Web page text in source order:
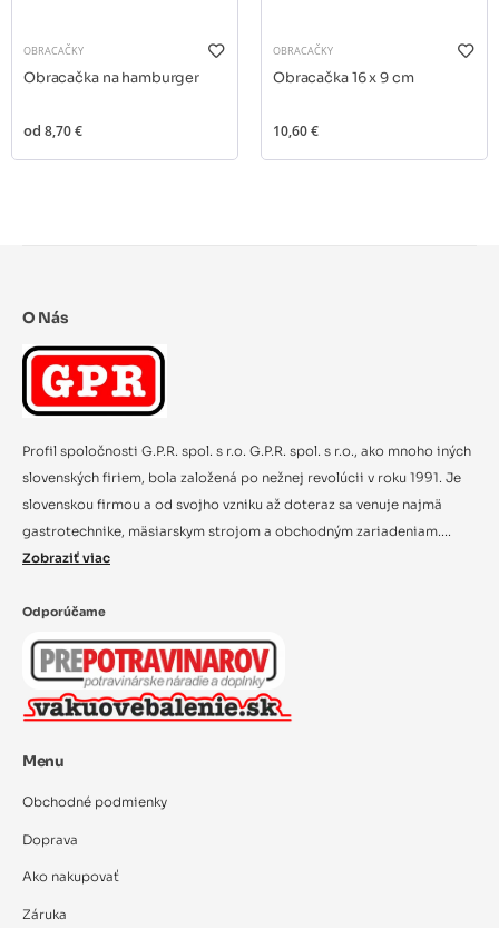
OBRACAČKY
Obracačka na hamburger
od 8,70 €
OBRACAČKY
Obracačka 16 x 9 cm
10,60 €
O Nás
Profil spoločnosti G.P.R. spol. s r.o. G.P.R. spol. s r.o., ako mnoho iných
slovenských firiem, bola založená po nežnej revolúcii v roku 1991. Je
slovenskou firmou a od svojho vzniku až doteraz sa venuje najmä
gastrotechnike, mäsiarskym strojom a obchodným zariadeniam....
Zobraziť viac
Odporúčame
Menu
Obchodné podmienky
Doprava
Ako nakupovať
Záruka